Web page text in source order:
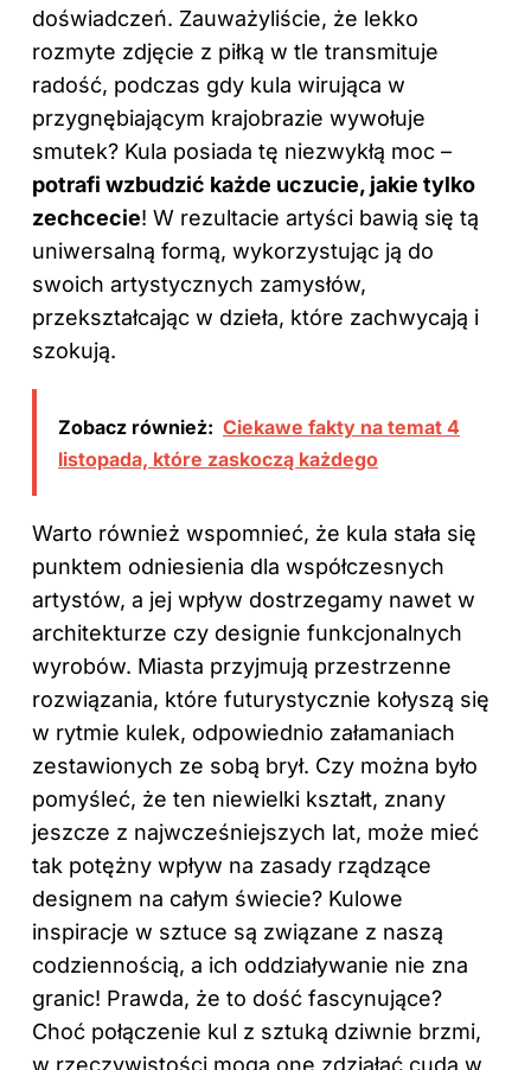
doświadczeń. Zauważyliście, że lekko
rozmyte zdjęcie z piłką w tle transmituje
radość, podczas gdy kula wirująca w
przygnębiającym krajobrazie wywołuje
smutek? Kula posiada tę niezwykłą moc –
potrafi wzbudzić każde uczucie, jakie tylko
zechcecie! W rezultacie artyści bawią się tą
uniwersalną formą, wykorzystując ją do
swoich artystycznych zamysłów,
przekształcając w dzieła, które zachwycają i
szokują.
Zobacz również: Ciekawe fakty na temat 4
listopada, które zaskoczą każdego
Warto również wspomnieć, że kula stała się
punktem odniesienia dla współczesnych
artystów, a jej wpływ dostrzegamy nawet w
architekturze czy designie funkcjonalnych
wyrobów. Miasta przyjmują przestrzenne
rozwiązania, które futurystycznie kołyszą się
w rytmie kulek, odpowiednio załamaniach
zestawionych ze sobą brył. Czy można było
pomyśleć, że ten niewielki kształt, znany
jeszcze z najwcześniejszych lat, może mieć
tak potężny wpływ na zasady rządzące
designem na całym świecie? Kulowe
inspiracje w sztuce są związane z naszą
codziennością, a ich oddziaływanie nie zna
granic! Prawda, że to dość fascynujące?
Choć połączenie kul z sztuką dziwnie brzmi,
w rzeczywistości mogą one zdziałać cuda w